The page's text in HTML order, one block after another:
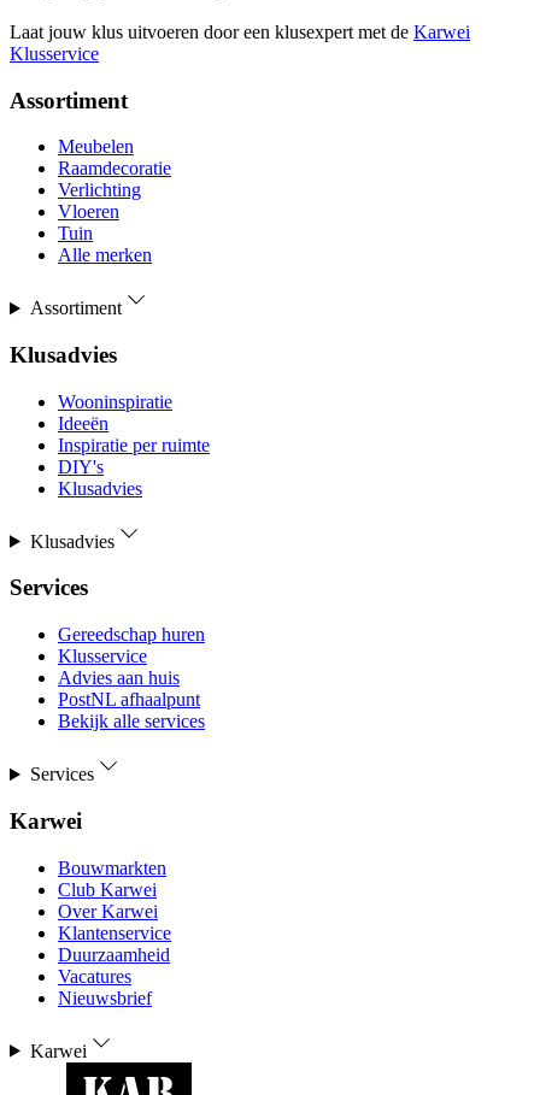
Laat jouw klus uitvoeren door een klusexpert met de Karwei
Klusservice
Assortiment
Meubelen
Raamdecoratie
Verlichting
Vloeren
Tuin
Alle merken
Assortiment
Klusadvies
Wooninspiratie
Ideeën
Inspiratie per ruimte
DIY's
Klusadvies
Klusadvies
Services
Gereedschap huren
Klusservice
Advies aan huis
PostNL afhaalpunt
Bekijk alle services
Services
Karwei
Bouwmarkten
Club Karwei
Over Karwei
Klantenservice
Duurzaamheid
Vacatures
Nieuwsbrief
Karwei